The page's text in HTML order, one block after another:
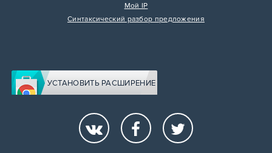
Мой IP
Синтаксический разбор предложения
УСТАНОВИТЬ РАСШИРЕНИЕ